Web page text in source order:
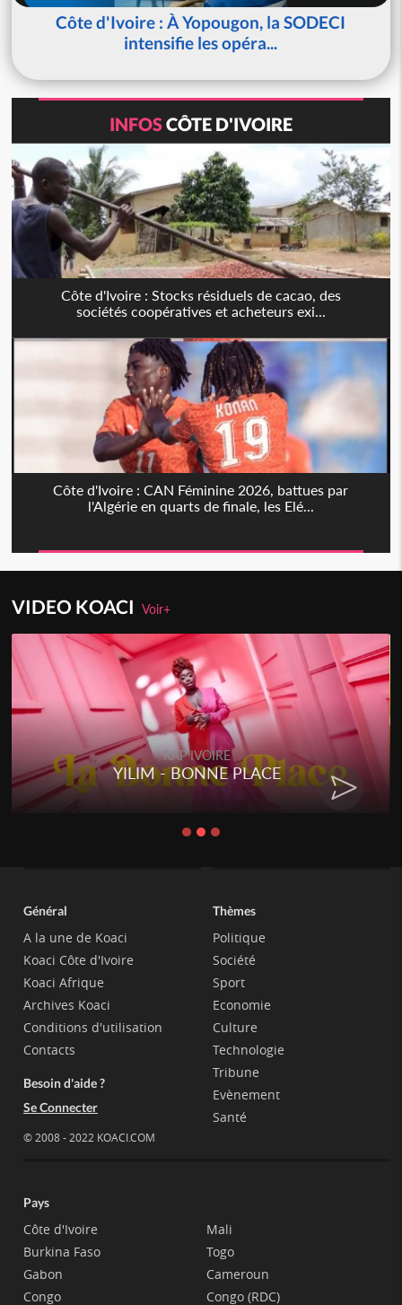
Côte d'Ivoire : À Yopougon, la SODECI
intensifie les opéra...
INFOSCÔTE D'IVOIRE
Côte d'Ivoire : Stocks résiduels de cacao, des
sociétés coopératives et acheteurs exi...
Côte d'Ivoire : CAN Féminine 2026, battues par
l'Algérie en quarts de finale, les Elé...
VIDEO KOACIVoir+
RAP IVOIRE
YILIM - BONNE PLACE
Général
A la une de Koaci
Koaci Côte d'Ivoire
Koaci Afrique
Archives Koaci
Conditions d'utilisation
Contacts
Besoin d'aide ?
Se Connecter
© 2008 - 2022 KOACI.COM
Thèmes
Politique
Société
Sport
Economie
Culture
Technologie
Tribune
Evènement
Santé
Pays
Côte d'Ivoire
Burkina Faso
Gabon
Congo
Mali
Togo
Cameroun
Congo (RDC)